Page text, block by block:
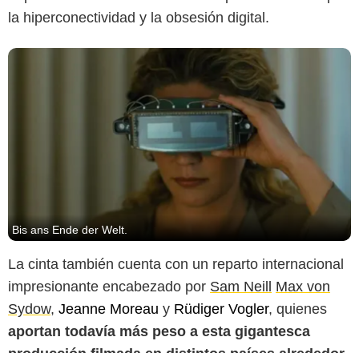
la hiperconectividad y la obsesión digital.
Bis ans Ende der Welt.
La cinta también cuenta con un reparto internacional
impresionante encabezado por Sam Neill
Max von
Sydow, Jeanne Moreau y Rüdiger Vogler, quienes
aportan todavía más peso a esta gigantesca